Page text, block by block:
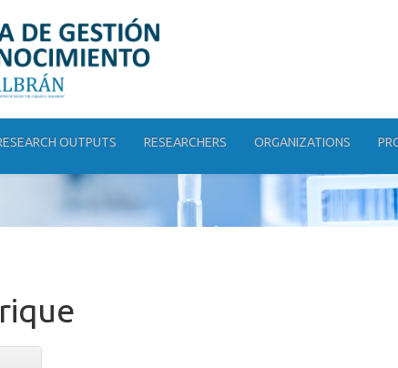
OUTPUTS RESEARCHERS ORGANIZATIONS